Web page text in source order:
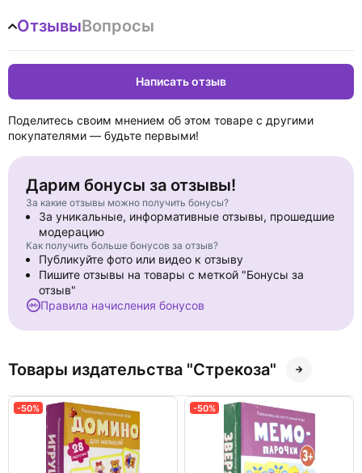
ОтзывыВопросы
Написать отзыв
Поделитесь своим мнением об этом товаре с другими
покупателями — будьте первыми!
Дарим бонусы за отзывы!
За какие отзывы можно получить бонусы?
За уникальные, информативные отзывы, прошедшие
модерацию
Как получить больше бонусов за отзыв?
Публикуйте фото или видео к отзыву
Пишите отзывы на товары с меткой "Бонусы за
отзыв"
Правила начисления бонусов
Товары издательства "Стрекоза"
-50% -50%